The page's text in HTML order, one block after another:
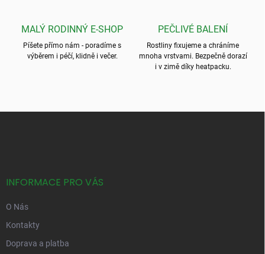
MALÝ RODINNÝ E-SHOP
Píšete přímo nám - poradíme s
výběrem i péčí, klidně i večer.
PEČLIVÉ BALENÍ
Rostliny fixujeme a chráníme
mnoha vrstvami. Bezpečně dorazí
i v zimě díky heatpacku.
Z
INFORMACE PRO VÁS
O Nás
Kontakty
Doprava a platba